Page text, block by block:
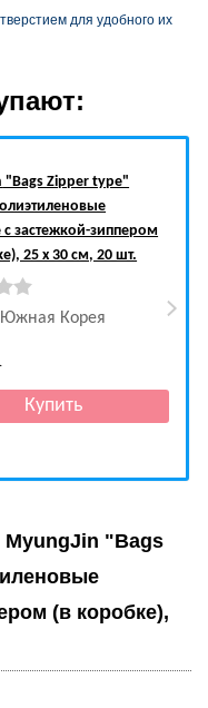
для удобного их
"Bags Zipper type"
застежкой-зиппером
25 x 30 см, 20 шт.
Южная Корея
MyungJin "Bags
(в коробке),